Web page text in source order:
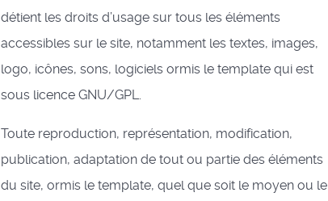
détient les droits d’usage sur tous les éléments
accessibles sur le site, notamment les textes, images,
logo, icônes, sons, logiciels ormis le template qui est
sous licence GNU/GPL.
Toute reproduction, représentation, modification,
publication, adaptation de tout ou partie des éléments
du site, ormis le template, quel que soit le moyen ou le